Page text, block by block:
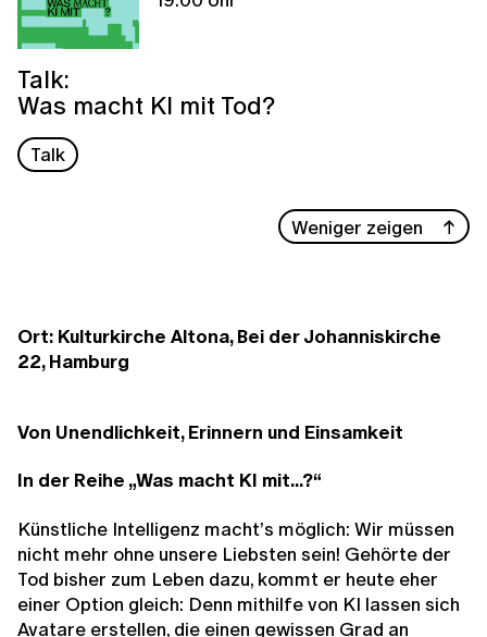
Talk:
Was macht KI mit Tod?
Talk
Weniger zeigen
Ort: Kulturkirche Altona, Bei der Johanniskirche
22, Hamburg
Von Unendlichkeit, Erinnern und Einsamkeit
In der Reihe „Was macht KI mit...?“
Künstliche Intelligenz macht’s möglich: Wir müssen
nicht mehr ohne unsere Liebsten sein! Gehörte der
Tod bisher zum Leben dazu, kommt er heute eher
einer Option gleich: Denn mithilfe von KI lassen sich
Avatare erstellen, die einen gewissen Grad an